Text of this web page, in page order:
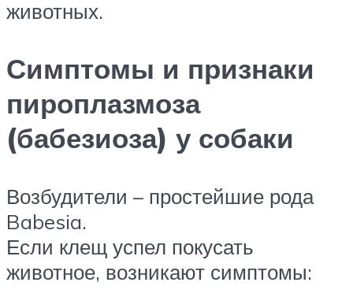
животных.
Симптомы и признаки
пироплазмоза
(бабезиоза) у собаки
Возбудители – простейшие рода
Babesia.
Если клещ успел покусать
животное, возникают симптомы: